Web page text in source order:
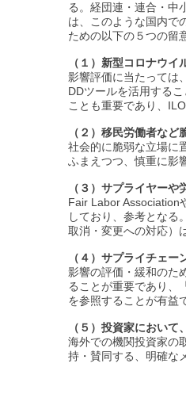
る。経団連・連合・中
は、このような国内で
ための以下の５つの留
（１）新型コロナウ
影響評価に当たっては
DDツールを活用する
ことも重要であり、
（２）移民労働者な
社会的に脆弱な立場に
ふまえつつ、慎重に影
（３）サプライヤー
Fair Labor Association
しており、参考となる
取消・変更への対応）
（４）サプライチェ
影響の評価・緩和のた
ることが重要であり、
を参照することが有益
（５）投資家におい
海外での機関投資家の
持・賛同する、明確な